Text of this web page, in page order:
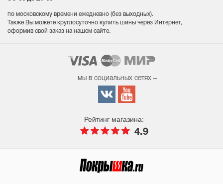
по московскому времени ежедневно (без выходных).
Также Вы можете круглосуточно купить шины через Интернет,
оформив свой заказ на нашем сайте.
мы в социальных сетях –
Рейтинг магазина:
4.9